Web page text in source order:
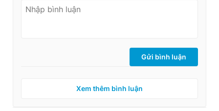
Gửi bình luận
Xem thêm bình luận